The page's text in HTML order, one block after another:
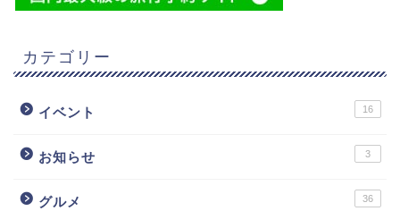
カテゴリー
イベント 16
お知らせ 3
グルメ 36